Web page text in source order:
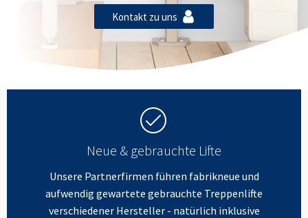
Kontakt zu uns
Neue & gebrauchte Lifte
Unsere Partnerfirmen führen fabrikneue und
aufwendig gewartete gebrauchte Treppenlifte
verschiedener Hersteller - natürlich inklusive